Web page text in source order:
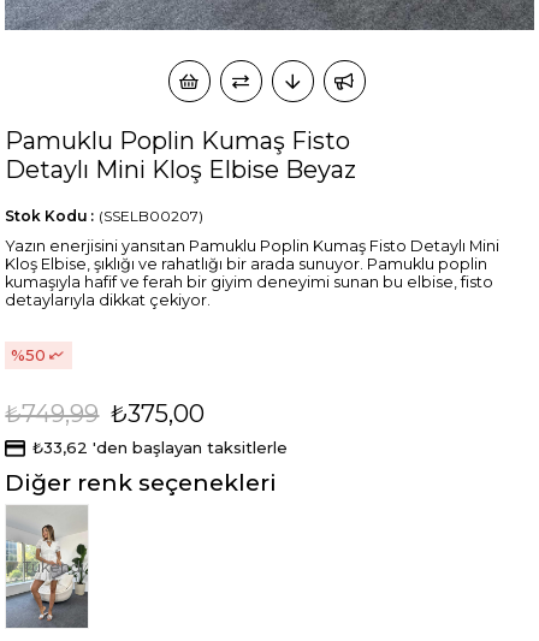
Pamuklu Poplin Kumaş Fisto
Detaylı Mini Kloş Elbise Beyaz
(SSELB00207)
Stok Kodu
Yazın enerjisini yansıtan Pamuklu Poplin Kumaş Fisto Detaylı Mini
Kloş Elbise, şıklığı ve rahatlığı bir arada sunuyor. Pamuklu poplin
kumaşıyla hafif ve ferah bir giyim deneyimi sunan bu elbise, fisto
detaylarıyla dikkat çekiyor.
50
₺749,99 ₺375,00
₺33,62 'den başlayan taksitlerle
Diğer renk seçenekleri
Tükendi